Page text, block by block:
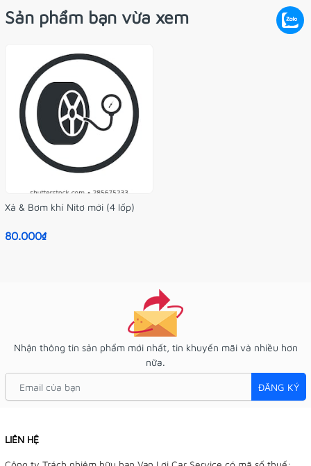
Sản phẩm bạn vừa xem
Xả & Bơm khí Nitơ mới (4 lốp)
80.000₫
Nhận thông tin sản phẩm mới nhất, tin khuyến mãi và nhiều hơn
nữa.
ĐĂNG KÝ
LIÊN HỆ